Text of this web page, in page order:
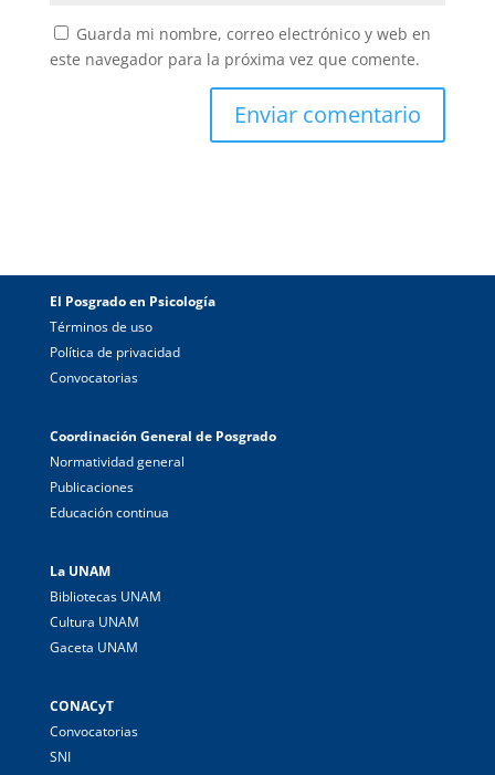
Guarda mi nombre, correo electrónico y web en
este navegador para la próxima vez que comente.
El Posgrado en Psicología
Términos de uso
Política de privacidad
Convocatorias
Coordinación General de Posgrado
Normatividad general
Publicaciones
Educación continua
La UNAM
Bibliotecas UNAM
Cultura UNAM
Gaceta UNAM
CONACyT
Convocatorias
SNI